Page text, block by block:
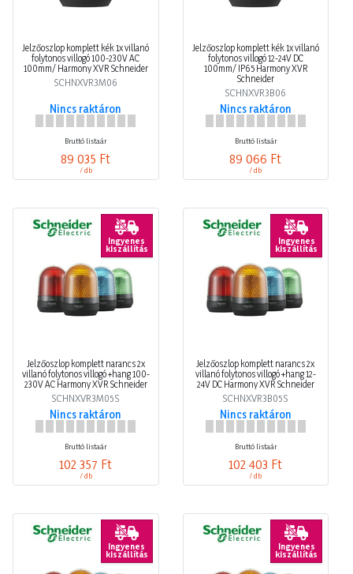
Jelzőoszlop komplett kék 1x villanó
folytonos villogó 100-230V AC
100mm/ Harmony XVR Schneider
SCHNXVR3M06
Nincs raktáron
Bruttó listaár
89 035 Ft
/ db
Jelzőoszlop komplett kék 1x villanó
folytonos villogó 12-24V DC
100mm/ IP65 Harmony XVR
Schneider
SCHNXVR3B06
Nincs raktáron
Bruttó listaár
89 066 Ft
/ db
Ingyenes
kiszállítás
Jelzőoszlop komplett narancs 2x
villanó folytonos villogó +hang 100-
230V AC Harmony XVR Schneider
SCHNXVR3M05S
Nincs raktáron
Bruttó listaár
102 357 Ft
/ db
Ingyenes
kiszállítás
Jelzőoszlop komplett narancs 2x
villanó folytonos villogó +hang 12-
24V DC Harmony XVR Schneider
SCHNXVR3B05S
Nincs raktáron
Bruttó listaár
102 403 Ft
/ db
Ingyenes
kiszállítás
Ingyenes
kiszállítás